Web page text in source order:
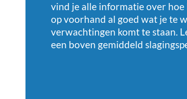
vind je alle informatie over
op voorhand al goed wat je te
verwachtingen komt te staan.
een boven gemiddeld